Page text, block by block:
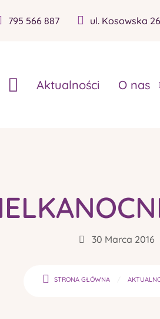
795 566 887 ul. Kosowska
Aktualności O nas
30 Marca 2016
STRONA GŁÓWNA